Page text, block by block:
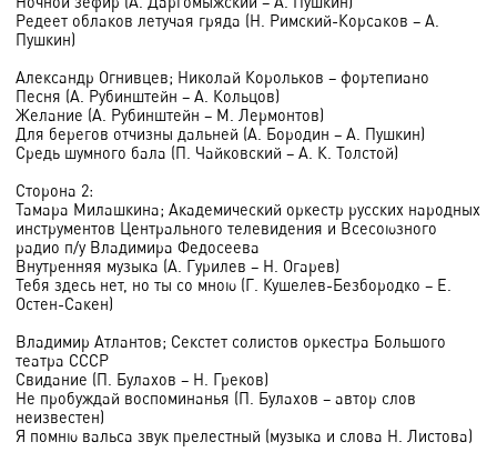
Редеет облаков летучая гряда (Н. Римский-Корсаков – А.
Пушкин)
Александр Огнивцев; Николай Корольков – фортепиано
Песня (А. Рубинштейн – А. Кольцов)
Желание (А. Рубинштейн – М. Лермонтов)
Для берегов отчизны дальней (А. Бородин – А. Пушкин)
Средь шумного бала (П. Чайковский – А. К. Толстой)
Сторона 2:
Тамара Милашкина; Академический оркестр русских народных
инструментов Центрального телевидения и Всесоюзного
радио п/у Владимира Федосеева
Внутренняя музыка (А. Гурилев – Н. Огарев)
Тебя здесь нет, но ты со мною (Г. Кушелев-Безбородко – Е.
Остен-Сакен)
Владимир Атлантов; Секстет солистов оркестра Большого
театра СССР
Свидание (П. Булахов – Н. Греков)
Не пробуждай воспоминанья (П. Булахов – автор слов
неизвестен)
Я помню вальса звук прелестный (музыка и слова Н. Листова)